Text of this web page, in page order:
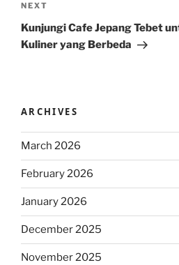
Next
Post
NEXT
Kunjungi Cafe Jepang Tebet
Kuliner yang Berbeda
ARCHIVES
March 2026
February 2026
January 2026
December 2025
November 2025